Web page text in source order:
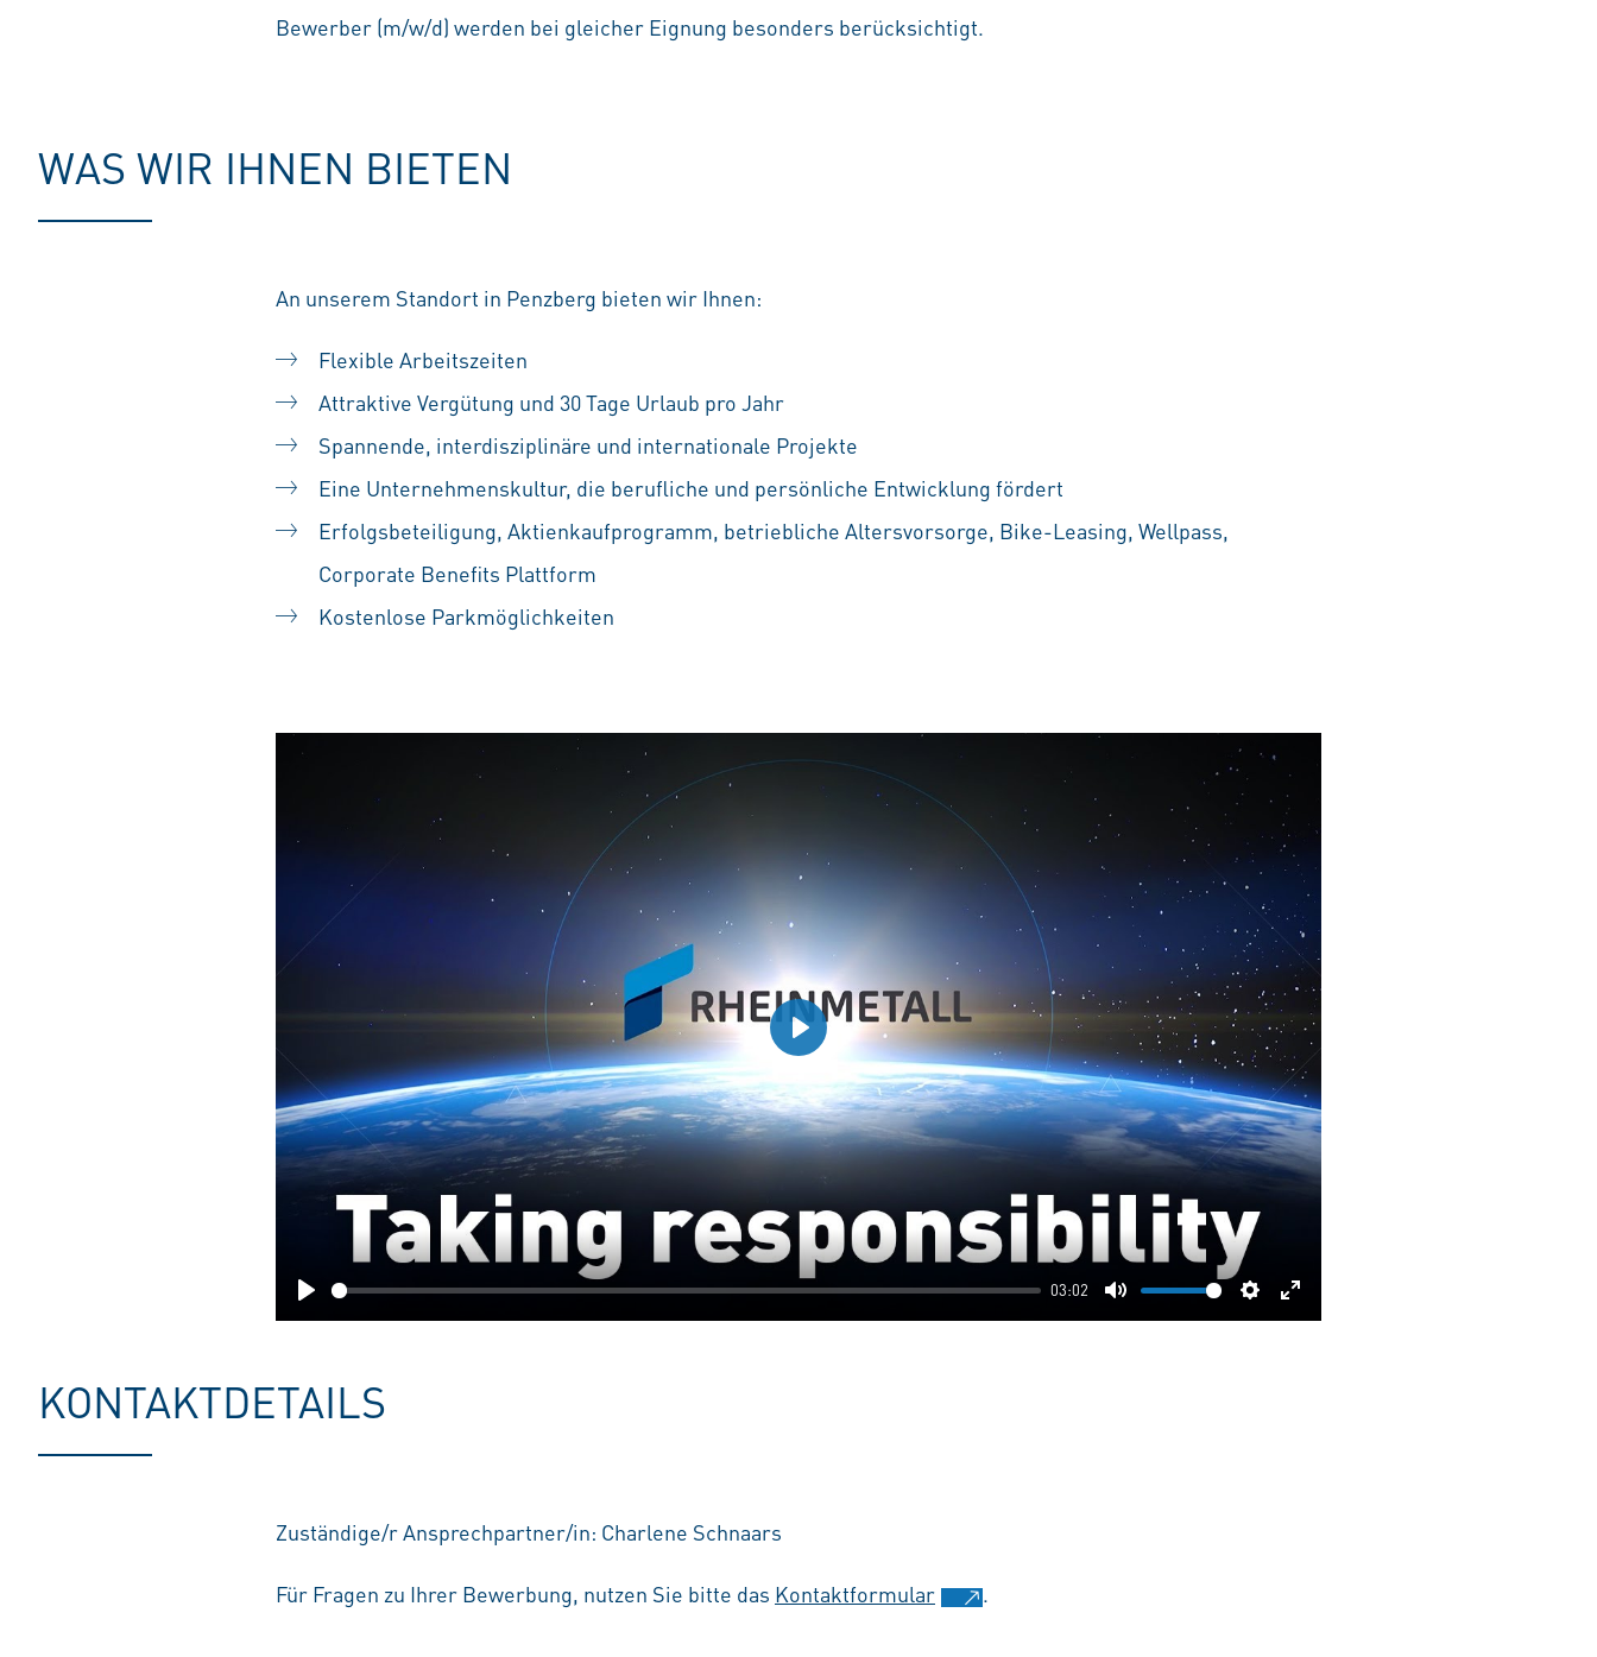
Bewerber (m/w/d) werden bei gleicher Eignung besonders berücksichtigt.
WAS WIR IHNEN BIETEN
An unserem Standort in Penzberg bieten wir Ihnen:
Flexible Arbeitszeiten
Attraktive Vergütung und 30 Tage Urlaub pro Jahr
Spannende, interdisziplinäre und internationale Projekte
Eine Unternehmenskultur, die berufliche und persönliche Entwicklung fördert
Erfolgsbeteiligung, Aktienkaufprogramm, betriebliche Altersvorsorge, Bike-Leasing, Wellpass,
Corporate Benefits Plattform
Kostenlose Parkmöglichkeiten
Play
03:02
Mute Settings
Enter
Play
KONTAKTDETAILS
Zuständige/r Ansprechpartner/in: Charlene Schnaars
Für Fragen zu Ihrer Bewerbung, nutzen Sie bitte das Kontaktformular .